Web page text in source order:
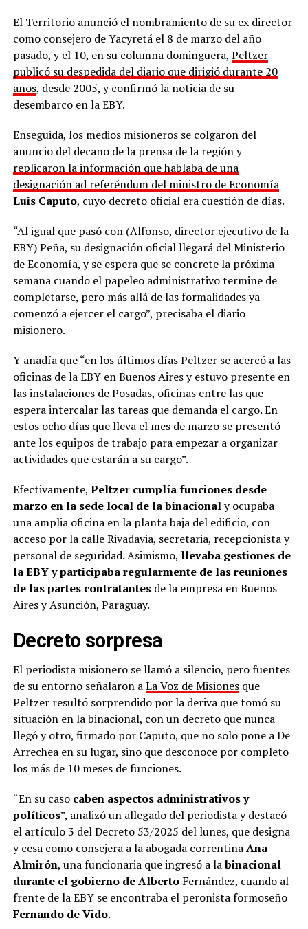
El Territorio anunció el nombramiento de su ex director
como consejero de Yacyretá el 8 de marzo del año
pasado, y el 10, en su columna dominguera, Peltzer
publicó su despedida del diario que dirigió durante 20
años, desde 2005, y confirmó la noticia de su
desembarco en la EBY.
Enseguida, los medios misioneros se colgaron del
anuncio del decano de la prensa de la región y
replicaron la información que hablaba de una
designación ad referéndum del ministro de Economía
Luis Caputo, cuyo decreto oficial era cuestión de días.
“Al igual que pasó con (Alfonso, director ejecutivo de la
EBY) Peña, su designación oficial llegará del Ministerio
de Economía, y se espera que se concrete la próxima
semana cuando el papeleo administrativo termine de
completarse, pero más allá de las formalidades ya
comenzó a ejercer el cargo”, precisaba el diario
misionero.
Y añadía que “en los últimos días Peltzer se acercó a las
oficinas de la EBY en Buenos Aires y estuvo presente en
las instalaciones de Posadas, oficinas entre las que
espera intercalar las tareas que demanda el cargo. En
estos ocho días que lleva el mes de marzo se presentó
ante los equipos de trabajo para empezar a organizar
actividades que estarán a su cargo”.
Efectivamente, Peltzer cumplía funciones desde
marzo en la sede local de la binacionaly ocupaba
una amplia oficina en la planta baja del edificio, con
acceso por la calle Rivadavia, secretaria, recepcionista y
personal de seguridad. Asimismo, llevaba gestiones de
la EBY y participaba regularmente de las reuniones
de las partes contratantesde la empresa en Buenos
Aires y Asunción, Paraguay.
Decreto sorpresa
El periodista misionero se llamó a silencio, pero fuentes
de su entorno señalaron aLa Voz de Misionesque
Peltzer resultó sorprendido por la deriva que tomó su
situación en la binacional, con un decreto que nunca
llegó y otro, firmado por Caputo, que no solo pone a De
Arrechea en su lugar, sino que desconoce por completo
los más de 10 meses de funciones.
“En su caso caben aspectos administrativos y
políticos”, analizó un allegado del periodista y destacó
el artículo 3 del Decreto 53/2025 del lunes, que designa
y cesa como consejera a la abogada correntinaAna
Almirón, una funcionaria que ingresó a labinacional
durante el gobierno de AlbertoFernández, cuando al
frente de la EBY se encontraba el peronista formoseño
Fernando de Vido.